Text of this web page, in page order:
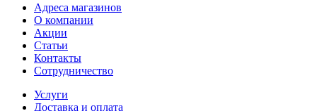
Адреса магазинов
О компании
Акции
Статьи
Контакты
Сотрудничество
Услуги
Доставка и оплата